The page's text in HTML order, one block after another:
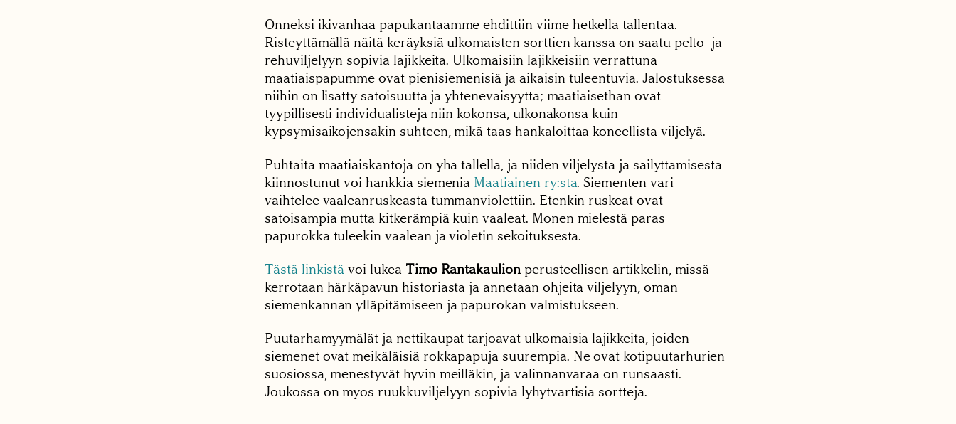
Onneksi ikivanhaa papukantaamme ehdittiin viime hetkellä tallentaa.
Risteyttämällä näitä keräyksiä ulkomaisten sorttien kanssa on saatu pelto- ja
rehuviljelyyn sopivia lajikkeita. Ulkomaisiin lajikkeisiin verrattuna
maatiaispapumme ovat pienisiemenisiä ja aikaisin tuleentuvia. Jalostuksessa
niihin on lisätty satoisuutta ja yhteneväisyyttä; maatiaisethan ovat
tyypillisesti individualisteja niin kokonsa, ulkonäkönsä kuin
kypsymisaikojensakin suhteen, mikä taas hankaloittaa koneellista viljelyä.
Puhtaita maatiaiskantoja on yhä tallella, ja niiden viljelystä ja säilyttämisestä
kiinnostunut voi hankkia siemeniä Maatiainen ry:stä. Siementen väri
vaihtelee vaaleanruskeasta tummanviolettiin. Etenkin ruskeat ovat
satoisampia mutta kitkerämpiä kuin vaaleat. Monen mielestä paras
papurokka tuleekin vaalean ja violetin sekoituksesta.
Tästä linkistä voi lukea Timo Rantakaulionperusteellisen artikkelin, missä
kerrotaan härkäpavun historiasta ja annetaan ohjeita viljelyyn, oman
siemenkannan ylläpitämiseen ja papurokan valmistukseen.
Puutarhamyymälät ja nettikaupat tarjoavat ulkomaisia lajikkeita, joiden
siemenet ovat meikäläisiä rokkapapuja suurempia. Ne ovat kotipuutarhurien
suosiossa, menestyvät hyvin meilläkin, ja valinnanvaraa on runsaasti.
Joukossa on myös ruukkuviljelyyn sopivia lyhytvartisia sortteja.